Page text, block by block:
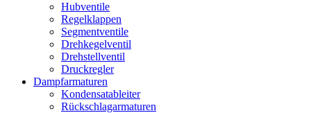
Hubventile
Regelklappen
Segmentventile
Drehkegelventil
Drehstellventil
Druckregler
Dampfarmaturen
Kondensatableiter
Rückschlagarmaturen